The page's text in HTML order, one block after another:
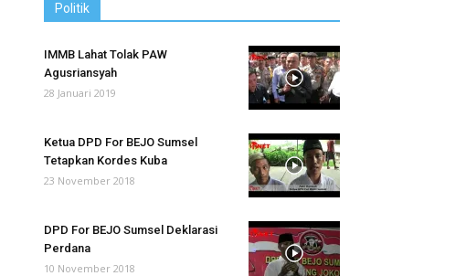
Politik
IMMB Lahat Tolak PAW
Agusriansyah
28 Januari 2019
Ketua DPD For BEJO Sumsel
Tetapkan Kordes Kuba
23 November 2018
DPD For BEJO Sumsel Deklarasi
Perdana
10 November 2018